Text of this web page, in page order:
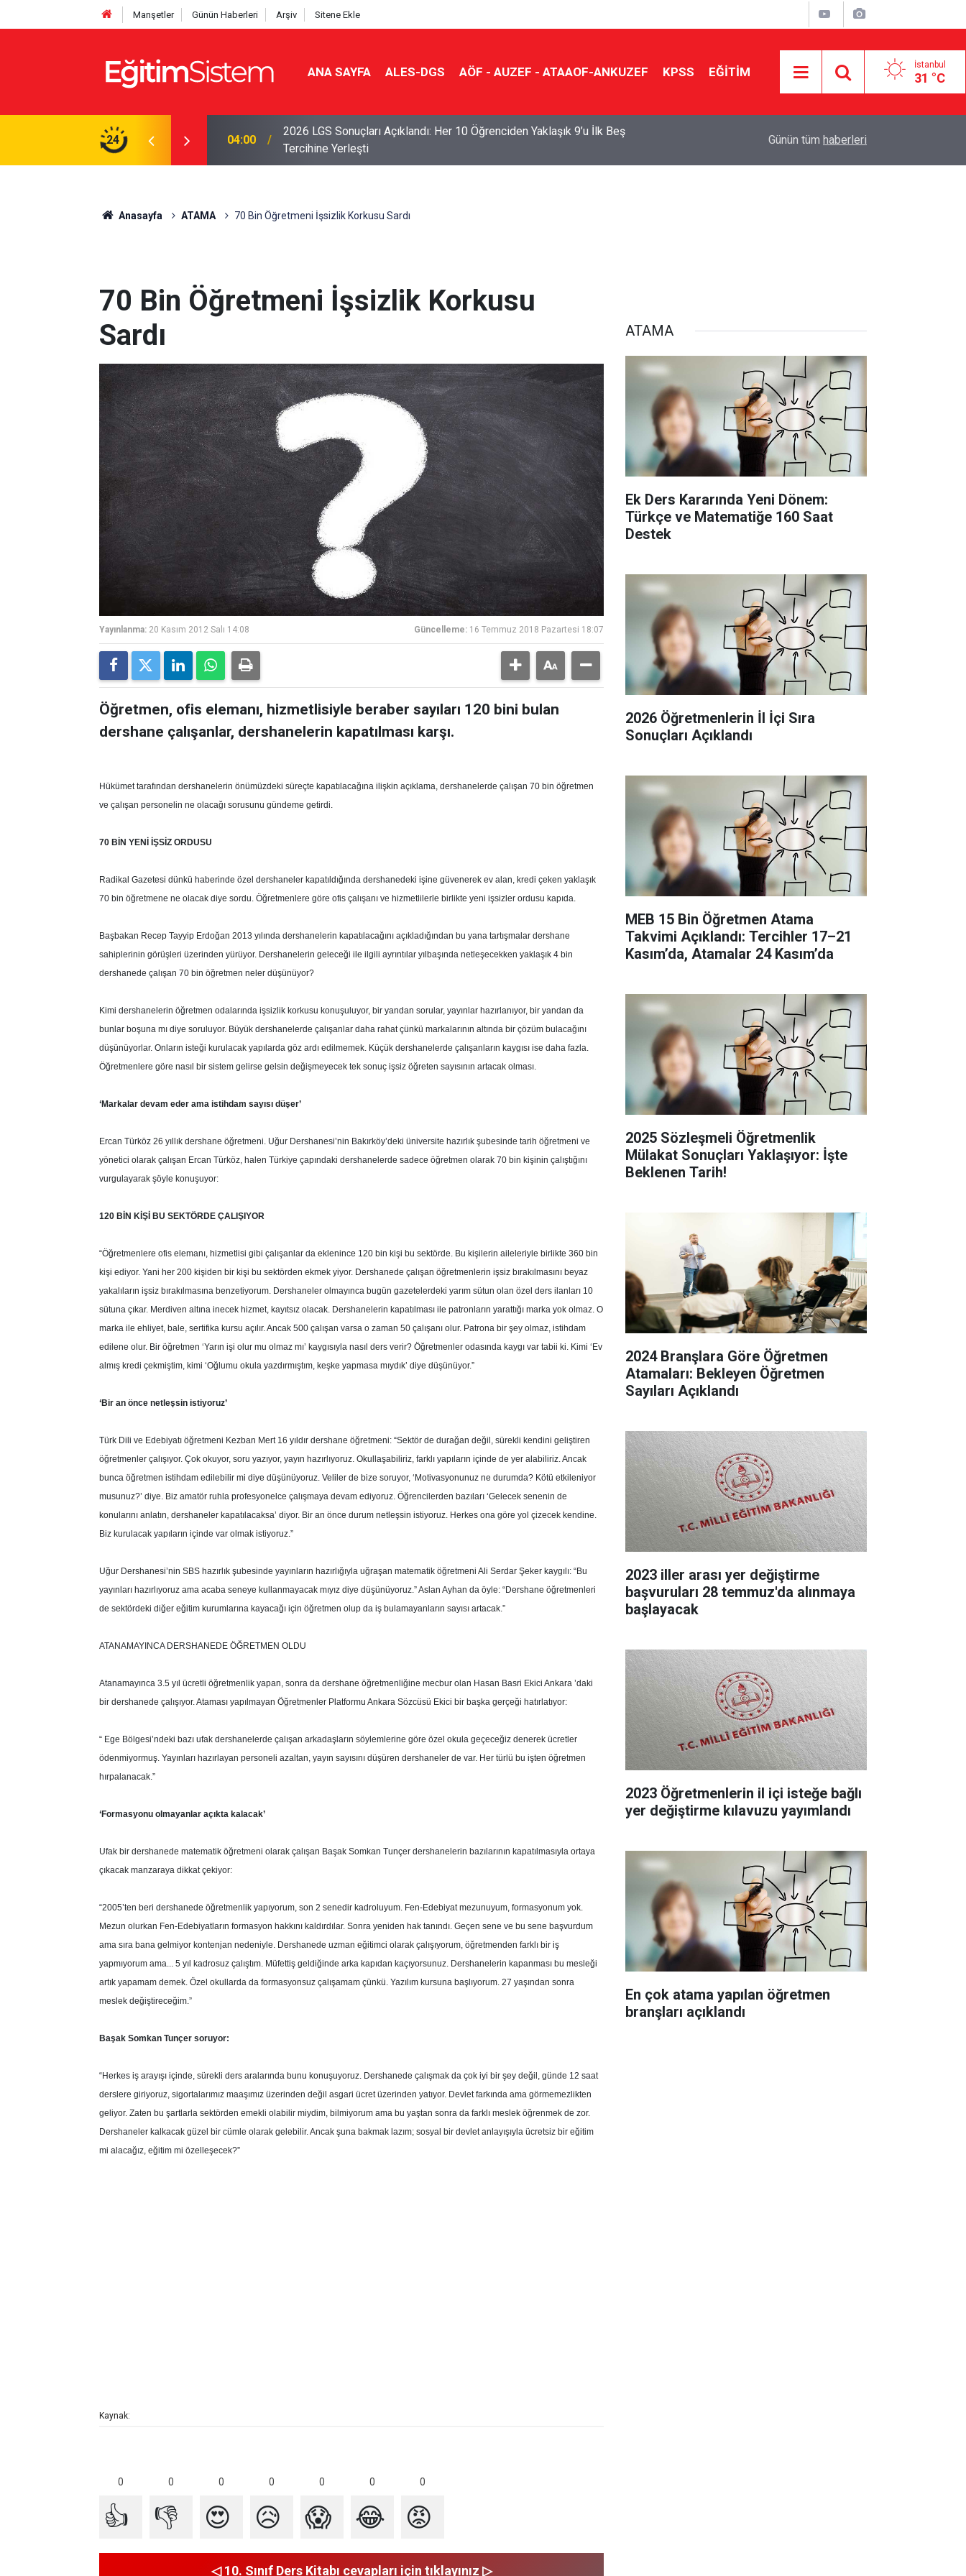
Manşetler Günün Haberleri Arşiv Sitene Ekle
ANA SAYFA ALES-DGS AÖF - AUZEF - ATAAOF-ANKUZEF KPSS EĞİTİM İstanbul
31 °C
24
Sınavla Alan Liseler Yüzde 95,76
04:00
2026 LGS Sonuçları Açıklandı: Her 10 Öğrenciden Yaklaşık 9’u İlk Beş
Tercihine Yerleşti
Yönlendiriyor?
Günün tüm haberleri
Anasayfa ATAMA 70 Bin Öğretmeni İşsizlik Korkusu Sardı
70 Bin Öğretmeni İşsizlik Korkusu
Sardı
Yayınlanma: 20 Kasım 2012 Salı 14:08 Güncelleme: 16 Temmuz 2018 Pazartesi 18:07
Öğretmen, ofis elemanı, hizmetlisiyle beraber sayıları 120 bini bulan
dershane çalışanlar, dershanelerin kapatılması karşı.
Hükümet tarafından dershanelerin önümüzdeki süreçte kapatılacağına ilişkin açıklama, dershanelerde çalışan 70 bin öğretmen
ve çalışan personelin ne olacağı sorusunu gündeme getirdi.
70 BİN YENİ İŞSİZ ORDUSU
Radikal Gazetesi dünkü haberinde özel dershaneler kapatıldığında dershanedeki işine güvenerek ev alan, kredi çeken yaklaşık
70 bin öğretmene ne olacak diye sordu. Öğretmenlere göre ofis çalışanı ve hizmetlilerle birlikte yeni işsizler ordusu kapıda.
Başbakan Recep Tayyip Erdoğan 2013 yılında dershanelerin kapatılacağını açıkladığından bu yana tartışmalar dershane
sahiplerinin görüşleri üzerinden yürüyor. Dershanelerin geleceği ile ilgili ayrıntılar yılbaşında netleşecekken yaklaşık 4 bin
dershanede çalışan 70 bin öğretmen neler düşünüyor?
Kimi dershanelerin öğretmen odalarında işsizlik korkusu konuşuluyor, bir yandan sorular, yayınlar hazırlanıyor, bir yandan da
bunlar boşuna mı diye soruluyor. Büyük dershanelerde çalışanlar daha rahat çünkü markalarının altında bir çözüm bulacağını
düşünüyorlar. Onların isteği kurulacak yapılarda göz ardı edilmemek. Küçük dershanelerde çalışanların kaygısı ise daha fazla.
Öğretmenlere göre nasıl bir sistem gelirse gelsin değişmeyecek tek sonuç işsiz öğreten sayısının artacak olması.
‘Markalar devam eder ama istihdam sayısı düşer’
Ercan Türköz 26 yıllık dershane öğretmeni. Uğur Dershanesi’nin Bakırköy’deki üniversite hazırlık şubesinde tarih öğretmeni ve
yönetici olarak çalışan Ercan Türköz, halen Türkiye çapındaki dershanelerde sadece öğretmen olarak 70 bin kişinin çalıştığını
vurgulayarak şöyle konuşuyor:
120 BİN KİŞİ BU SEKTÖRDE ÇALIŞIYOR
“Öğretmenlere ofis elemanı, hizmetlisi gibi çalışanlar da eklenince 120 bin kişi bu sektörde. Bu kişilerin aileleriyle birlikte 360 bin
kişi ediyor. Yani her 200 kişiden bir kişi bu sektörden ekmek yiyor. Dershanede çalışan öğretmenlerin işsiz bırakılmasını beyaz
yakalıların işsiz bırakılmasına benzetiyorum. Dershaneler olmayınca bugün gazetelerdeki yarım sütun olan özel ders ilanları 10
sütuna çıkar. Merdiven altına inecek hizmet, kayıtsız olacak. Dershanelerin kapatılması ile patronların yarattığı marka yok olmaz. O
marka ile ehliyet, bale, sertifika kursu açılır. Ancak 500 çalışan varsa o zaman 50 çalışanı olur. Patrona bir şey olmaz, istihdam
edilene olur. Bir öğretmen ‘Yarın işi olur mu olmaz mı’ kaygısıyla nasıl ders verir? Öğretmenler odasında kaygı var tabii ki. Kimi ‘Ev
almış kredi çekmiştim, kimi ‘Oğlumu okula yazdırmıştım, keşke yapmasa mıydık’ diye düşünüyor.”
‘Bir an önce netleşsin istiyoruz’
Türk Dili ve Edebiyatı öğretmeni Kezban Mert 16 yıldır dershane öğretmeni: “Sektör de durağan değil, sürekli kendini geliştiren
öğretmenler çalışıyor. Çok okuyor, soru yazıyor, yayın hazırlıyoruz. Okullaşabiliriz, farklı yapıların içinde de yer alabiliriz. Ancak
bunca öğretmen istihdam edilebilir mi diye düşünüyoruz. Veliler de bize soruyor, ‘Motivasyonunuz ne durumda? Kötü etkileniyor
musunuz?’ diye. Biz amatör ruhla profesyonelce çalışmaya devam ediyoruz. Öğrencilerden bazıları ‘Gelecek senenin de
konularını anlatın, dershaneler kapatılacaksa’ diyor. Bir an önce durum netleşsin istiyoruz. Herkes ona göre yol çizecek kendine.
Biz kurulacak yapıların içinde var olmak istiyoruz.”
Uğur Dershanesi’nin SBS hazırlık şubesinde yayınların hazırlığıyla uğraşan matematik öğretmeni Ali Serdar Şeker kaygılı: “Bu
yayınları hazırlıyoruz ama acaba seneye kullanmayacak mıyız diye düşünüyoruz.” Aslan Ayhan da öyle: “Dershane öğretmenleri
de sektördeki diğer eğitim kurumlarına kayacağı için öğretmen olup da iş bulamayanların sayısı artacak.”
ATANAMAYINCA DERSHANEDE ÖĞRETMEN OLDU
Atanamayınca 3.5 yıl ücretli öğretmenlik yapan, sonra da dershane öğretmenliğine mecbur olan Hasan Basri Ekici Ankara ’daki
bir dershanede çalışıyor. Ataması yapılmayan Öğretmenler Platformu Ankara Sözcüsü Ekici bir başka gerçeği hatırlatıyor:
“ Ege Bölgesi’ndeki bazı ufak dershanelerde çalışan arkadaşların söylemlerine göre özel okula geçeceğiz denerek ücretler
ödenmiyormuş. Yayınları hazırlayan personeli azaltan, yayın sayısını düşüren dershaneler de var. Her türlü bu işten öğretmen
hırpalanacak.”
‘Formasyonu olmayanlar açıkta kalacak’
Ufak bir dershanede matematik öğretmeni olarak çalışan Başak Somkan Tunçer dershanelerin bazılarının kapatılmasıyla ortaya
çıkacak manzaraya dikkat çekiyor:
“2005’ten beri dershanede öğretmenlik yapıyorum, son 2 senedir kadroluyum. Fen-Edebiyat mezunuyum, formasyonum yok.
Mezun olurkan Fen-Edebiyatların formasyon hakkını kaldırdılar. Sonra yeniden hak tanındı. Geçen sene ve bu sene başvurdum
ama sıra bana gelmiyor kontenjan nedeniyle. Dershanede uzman eğitimci olarak çalışıyorum, öğretmenden farklı bir iş
yapmıyorum ama... 5 yıl kadrosuz çalıştım. Müfettiş geldiğinde arka kapıdan kaçıyorsunuz. Dershanelerin kapanması bu mesleği
artık yapamam demek. Özel okullarda da formasyonsuz çalışamam çünkü. Yazılım kursuna başlıyorum. 27 yaşından sonra
meslek değiştireceğim.”
Başak Somkan Tunçer soruyor:
“Herkes iş arayışı içinde, sürekli ders aralarında bunu konuşuyoruz. Dershanede çalışmak da çok iyi bir şey değil, günde 12 saat
derslere giriyoruz, sigortalarımız maaşımız üzerinden değil asgari ücret üzerinden yatıyor. Devlet farkında ama görmemezlikten
geliyor. Zaten bu şartlarla sektörden emekli olabilir miydim, bilmiyorum ama bu yaştan sonra da farklı meslek öğrenmek de zor.
Dershaneler kalkacak güzel bir cümle olarak gelebilir. Ancak şuna bakmak lazım; sosyal bir devlet anlayışıyla ücretsiz bir eğitim
mi alacağız, eğitim mi özelleşecek?”
Kaynak:
0 0 0 0 0 0 0
👍 👎 😍 😥 😱 😂 😡
◁ 10. Sınıf Ders Kitabı cevapları için tıklayınız ▷
ATAMA
Ek Ders Kararında Yeni Dönem:
Türkçe ve Matematiğe 160 Saat
Destek
2026 Öğretmenlerin İl İçi Sıra
Sonuçları Açıklandı
MEB 15 Bin Öğretmen Atama
Takvimi Açıklandı: Tercihler 17–21
Kasım’da, Atamalar 24 Kasım’da
2025 Sözleşmeli Öğretmenlik
Mülakat Sonuçları Yaklaşıyor: İşte
Beklenen Tarih!
2024 Branşlara Göre Öğretmen
Atamaları: Bekleyen Öğretmen
Sayıları Açıklandı
2023 iller arası yer değiştirme
başvuruları 28 temmuz'da alınmaya
başlayacak
2023 Öğretmenlerin il içi isteğe bağlı
yer değiştirme kılavuzu yayımlandı
En çok atama yapılan öğretmen
branşları açıklandı